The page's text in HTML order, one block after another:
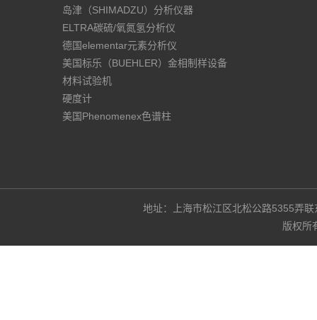
岛津（SHIMADZU）分析仪器
ELTRA碳硫/氧氮氢分析仪
德国elementar元素分析仪
美国标乐（BUEHLER）金相制样设备
材料试验机
硬度计
美国Phenomenex色谱柱
地址：上海市松江区北松公路5355
版权所